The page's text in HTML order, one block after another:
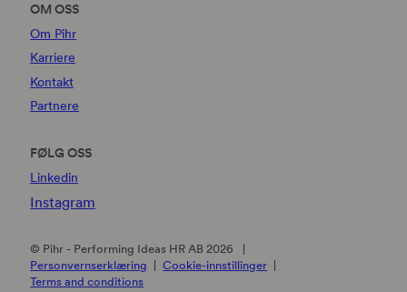
OM OSS
Om Pihr
Karriere
Kontakt
Partnere
FØLG OSS
Linkedin
Instagram
© Pihr - Performing Ideas HR AB 2026
Personvernserklæring
Cookie-innstillinger
Terms and conditions